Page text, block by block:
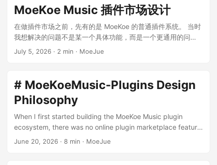
互，兼容浏览器扩展运行环境。 快速开始 环境要求 Node.js
20 或更高版本 Git Chrome / Edge 等 Chromium 内核浏览器
安装依赖 git submodule update --init --recursive npm install
npm run install:app npm run install:app 会分别安装
MoeKoeMusic 与 MoeKoeMusic/api 的依赖。安装后建议检查
子模块工作区，避免把上游 lockfile 的非预期变化提交进去。
安装到浏览器 打开 chrome://extensions 或
edge://extensions。 启用“开发者模式”。 点击“加载已解压的
扩展程序”。 选择本项目下的 dist/extension 目录。 不要加载
败。 ...
MoeKoe Music 插件市场设计
在做插件市场之前，先有的是 MoeKoe 的普通插件系统。 当时
我想解决的问题不是某一个具体功能，而是一个更通用的问
题：播放器里总会冒出很多小需求，有些人想改界面，有些人
一开始给插件系统定的方向很明确：主程序只提供插件运行环
境和管理入口，具体功能交给插件自己做。插件能独立安装、
独立卸载，坏了也尽量不要影响播放器本体。 上一篇我写的是
市场的数据怎么产生”：用户用 Issue 提交，Action 校验，维护
者审核，通过后写进 plugins.json。 但光有登记仓库还不够。
真正对用户来说，插件市场不是 GitHub 上的一份 JSON，而是
July 5, 2026 · 2 min · MoeJue
# MoeKoeMusic-Plugins Design
Philosophy
When I first started building the MoeKoe Music plugin
ecosystem, there was no online plugin marketplace feature
yet. Later, based on community suggestions, the plugin
June 20, 2026 · 8 min · MoeJue